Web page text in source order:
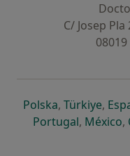
C/ Josep
Polskase abre en
, Türkiyese
,
Portugalse abre
, México,